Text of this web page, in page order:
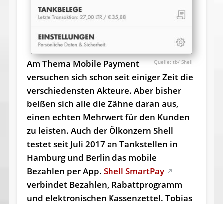
tb/ Shell
Am Thema Mobile Payment
versuchen sich schon seit einiger Zeit die
verschiedensten Akteure. Aber bisher
beißen sich alle die Zähne daran aus,
einen echten Mehrwert für den Kunden
zu leisten. Auch der Ölkonzern Shell
testet seit Juli 2017 an Tankstellen in
Hamburg und Berlin das mobile
Bezahlen per App. Shell SmartPay
verbindet Bezahlen, Rabattprogramm
und elektronischen Kassenzettel. Tobias